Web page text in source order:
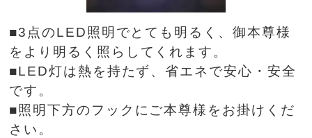
■3点のLED照明でとても明るく、御本尊様
をより明るく照らしてくれます。
■LED灯は熱を持たず、省エネで安心・安全
です。
■照明下方のフックにご本尊様をお掛けくだ
さい。